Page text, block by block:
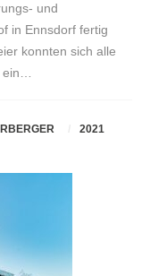
und
in Ennsdorf fertig
konnten sich alle
2021